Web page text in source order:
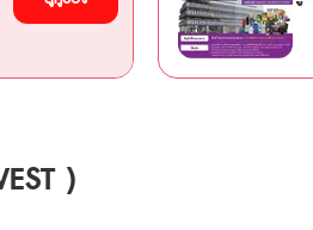
รถไฟสาย Saitama New Urban
(Ōmiya - the Railway Museum) • รถไฟ
สาย Tokyo Waterfront Area Rapid
Gala Yuzawa • รถไฟ Tohoku Shinkansen
)